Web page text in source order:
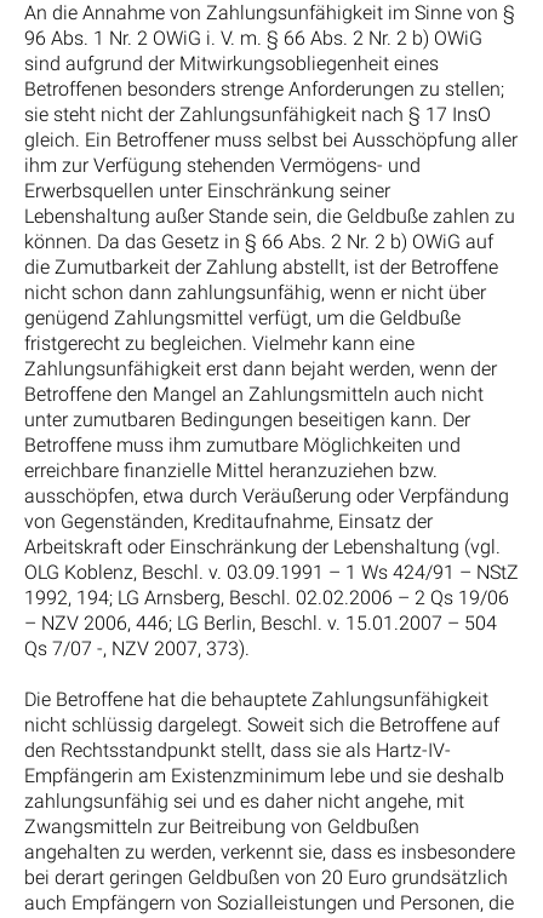
An die Annahme von Zahlungsunfähigkeit im Sinne von §
96 Abs. 1 Nr. 2 OWiG i. V. m. § 66 Abs. 2 Nr. 2 b) OWiG
sind aufgrund der Mitwirkungsobliegenheit eines
Betroffenen besonders strenge Anforderungen zu stellen;
sie steht nicht der Zahlungsunfähigkeit nach § 17 InsO
gleich. Ein Betroffener muss selbst bei Ausschöpfung aller
ihm zur Verfügung stehenden Vermögens- und
Erwerbsquellen unter Einschränkung seiner
Lebenshaltung außer Stande sein, die Geldbuße zahlen zu
können. Da das Gesetz in § 66 Abs. 2 Nr. 2 b) OWiG auf
die Zumutbarkeit der Zahlung abstellt, ist der Betroffene
nicht schon dann zahlungsunfähig, wenn er nicht über
genügend Zahlungsmittel verfügt, um die Geldbuße
fristgerecht zu begleichen. Vielmehr kann eine
Zahlungsunfähigkeit erst dann bejaht werden, wenn der
Betroffene den Mangel an Zahlungsmitteln auch nicht
unter zumutbaren Bedingungen beseitigen kann. Der
Betroffene muss ihm zumutbare Möglichkeiten und
erreichbare finanzielle Mittel heranzuziehen bzw.
ausschöpfen, etwa durch Veräußerung oder Verpfändung
von Gegenständen, Kreditaufnahme, Einsatz der
Arbeitskraft oder Einschränkung der Lebenshaltung (vgl.
OLG Koblenz, Beschl. v. 03.09.1991 – 1 Ws 424/91 – NStZ
1992, 194; LG Arnsberg, Beschl. 02.02.2006 – 2 Qs 19/06
– NZV 2006, 446; LG Berlin, Beschl. v. 15.01.2007 – 504
Qs 7/07 -, NZV 2007, 373).
Die Betroffene hat die behauptete Zahlungsunfähigkeit
nicht schlüssig dargelegt. Soweit sich die Betroffene auf
den Rechtsstandpunkt stellt, dass sie als Hartz-IV-
Empfängerin am Existenzminimum lebe und sie deshalb
zahlungsunfähig sei und es daher nicht angehe, mit
Zwangsmitteln zur Beitreibung von Geldbußen
angehalten zu werden, verkennt sie, dass es insbesondere
bei derart geringen Geldbußen von 20 Euro grundsätzlich
auch Empfängern von Sozialleistungen und Personen, die